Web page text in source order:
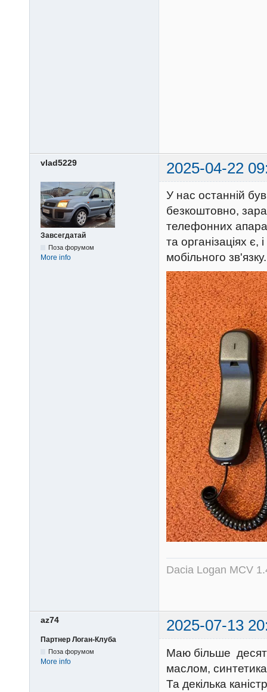
vlad5229 2025-04-22
Завсегдатай
Поза форумом
More info
У нас останній
безкоштовно,
телефонних
та організаціях
мобільного зв'язку.
Dacia Logan MCV
az74 2025-07-13
Партнер Логан-Клуба
Поза форумом
More info
Маю більше
маслом,
Та декілька